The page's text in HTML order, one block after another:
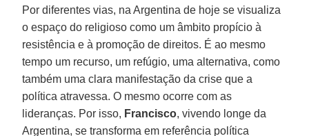
Por diferentes vias, na Argentina de hoje se visualiza
o espaço do religioso como um âmbito propício à
resistência e à promoção de direitos. É ao mesmo
tempo um recurso, um refúgio, uma alternativa, como
também uma clara manifestação da crise que a
política atravessa. O mesmo ocorre com as
lideranças. Por isso, Francisco, vivendo longe da
Argentina, se transforma em referência política